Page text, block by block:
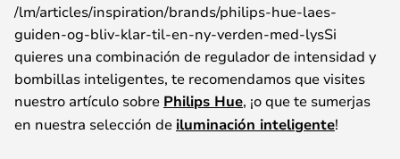
/lm/articles/inspiration/brands/philips-hue-laes-
guiden-og-bliv-klar-til-en-ny-verden-med-lysSi
quieres una combinación de regulador de intensidad y
bombillas inteligentes, te recomendamos que visites
nuestro artículo sobre Philips Hue, ¡o que te sumerjas
en nuestra selección de iluminación inteligente!